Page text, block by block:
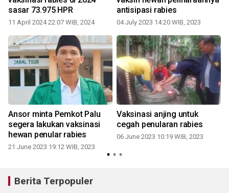
sasar 73.975 HPR
11 April 2024 22:07 WIB, 2024
antisipasi rabies
04 July 2023 14:20 WIB, 2023
Ansor minta Pemkot Palu
segera lakukan vaksinasi
hewan penular rabies
21 June 2023 19:12 WIB, 2023
Vaksinasi anjing untuk
cegah penularan rabies
06 June 2023 10:19 WIB, 2023
Berita Terpopuler